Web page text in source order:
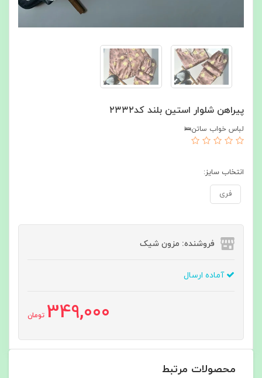
پیراهن شلوار استین بلند کد۲۳۳۲
لباس خواب ساتن🛌
انتخاب سایز:
فری
فروشنده: مزون شیک
آماده ارسال
349,000 تومان
محصولات مرتبط